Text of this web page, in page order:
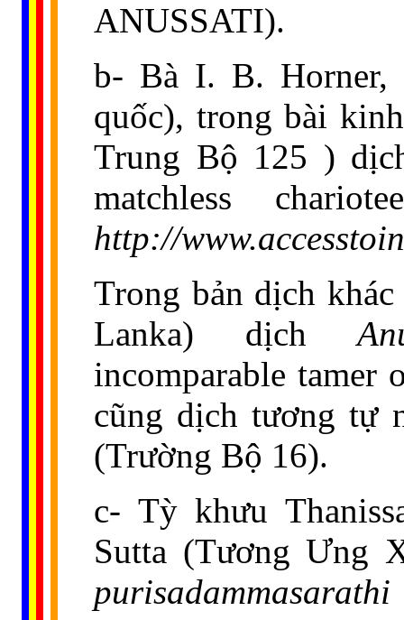
ANUSSATI).
b- Bà I. B. Horner,
quốc), trong bài
Trung Bộ 125 )
matchless
http://
Trong bản dịch
Lanka) dịch
incomparable tamer
cũng dịch tương tự
(Trường Bộ 16).
c- Tỳ khưu
Sutta (Tương Ưng
purisadammasarathi